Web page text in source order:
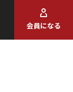
会員になる